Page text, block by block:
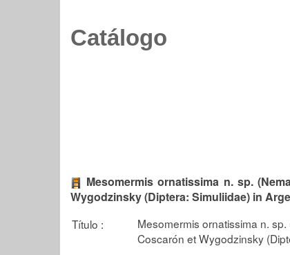
Catálogo
Mesomermis ornatissima n. sp.
Wygodzinsky (Diptera: Simuliidae) in
Título :
Mesomermis ornatissima n.
Coscarón et Wygodzinsky